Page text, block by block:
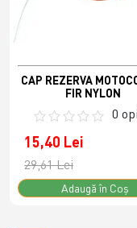
CAP REZERVA
FIR NYLON
0
15,40 Lei
29,61 Lei
Adaugă în Coş